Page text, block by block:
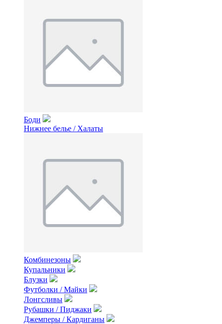
Боди
Нижнее белье / Халаты
Комбинезоны
Купальники
Блузки
Футболки / Майки
Лонгсливы
Рубашки / Пиджаки
Джемперы / Кардиганы